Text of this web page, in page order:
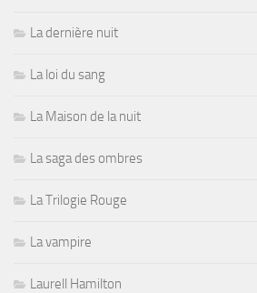
La dernière nuit
La loi du sang
La Maison de la nuit
La saga des ombres
La Trilogie Rouge
La vampire
Laurell Hamilton